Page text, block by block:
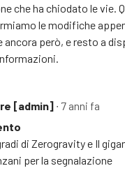
che ha chiodato le vie.
le modifiche
ancora però, e resto a
[admin] ∙ 7 anni fa
di Zerogravity e Il
per la segnalazione